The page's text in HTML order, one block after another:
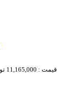
قیمت : 11,165,000 تومان